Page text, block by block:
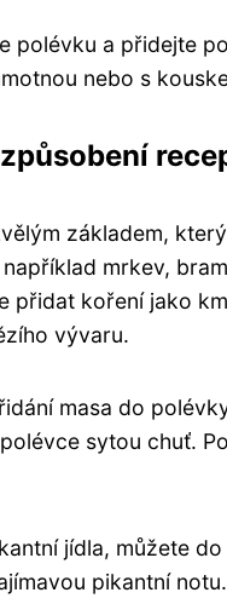
polévku a přidejte
nebo s
základem,
mrkev,
přidat koření jako
vývaru.
masa do
sytou chuť.
jídla, můžete
pikantní notu.